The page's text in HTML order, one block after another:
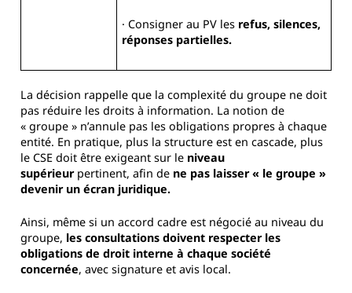
· Consigner au PV les refus, silences,
réponses partielles.
La décision rappelle que la complexité du groupe ne doit
pas réduire les droits à information. La notion de
« groupe » n’annule pas les obligations propres à chaque
entité. En pratique, plus la structure est en cascade, plus
le CSE doit être exigeant sur le niveau
supérieurpertinent, afin de ne pas laisser « le groupe »
devenir un écran juridique.
Ainsi, même si un accord cadre est négocié au niveau du
groupe, les consultations doivent respecter les
obligations de droit interne à chaque société
concernée, avec signature et avis local.